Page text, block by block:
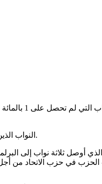
النواب الذين فقدوا أحزابهم ينتمون جميعا للأغلبية الرئاسية باستثناء نائب واحد وصل إلى البرلمان بتحالف بين حزب معارض وحزب في الأغلبية.
أوصل ثلاثة نواب إلى
في حزب الاتحاد من